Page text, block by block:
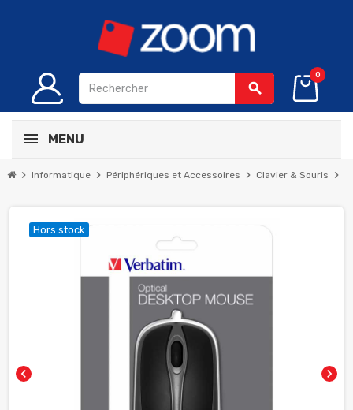
search
0
MENU
chevron_right Informatique chevron_right Périphériques et Accessoires chevron_right Clavier & Souris chevron_right
chevron_left chevron_right
Hors stock